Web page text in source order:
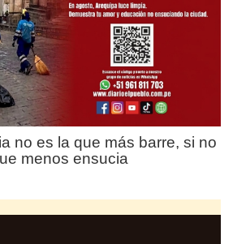
no es la que más barre, si no
menos ensucia